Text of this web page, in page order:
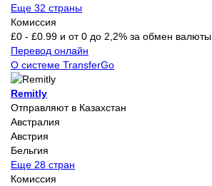
Еще 32 страны
Комиссия
£0 - £0.99 и от 0 до 2,2% за обмен валюты
Перевод онлайн
О системе TransferGo
Remitly
Отправляют в Казахстан
Австралия
Австрия
Бельгия
Еще 28 стран
Комиссия